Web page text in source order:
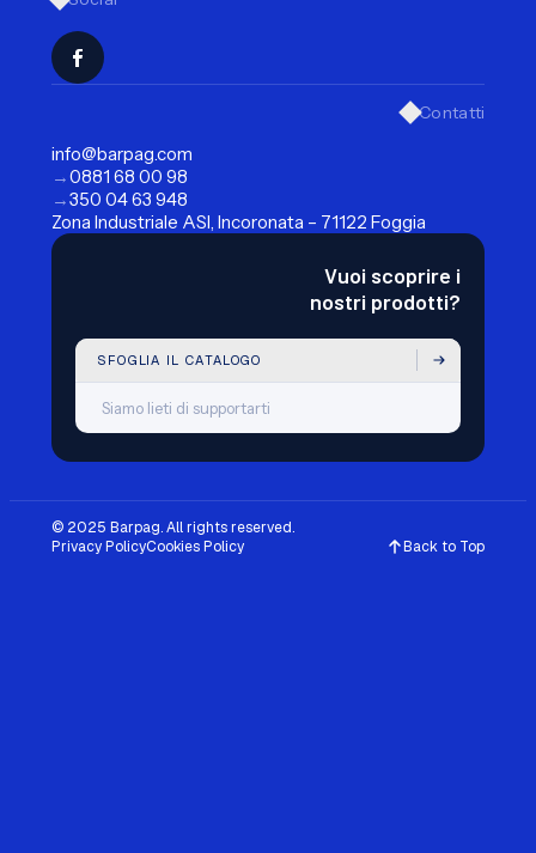
Contatti
info@barpag.com
→0881 68 00 98
→350 04 63 948
Zona Industriale ASI, Incoronata – 71122 Foggia
Vuoi scoprire i
nostri prodotti?
SFOGLIA IL CATALOGO
Siamo lieti di supportarti
© 2025 Barpag. All rights reserved.
Privacy PolicyCookies Policy Back to Top